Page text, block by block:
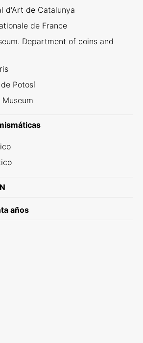
d'Art de Catalunya
de France
Department of coins and
Potosí
años